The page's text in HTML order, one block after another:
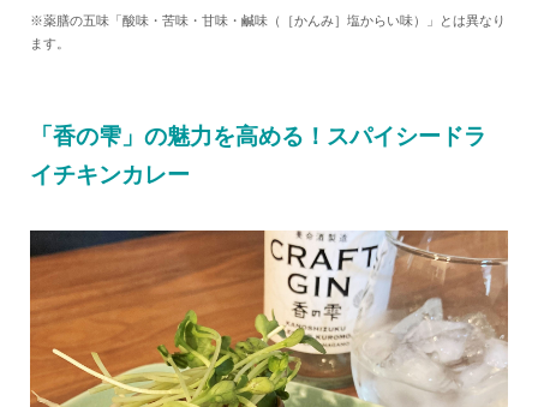
※薬膳の五味「酸味・苦味・甘味・鹹味（［かんみ］塩からい味）」とは異なり
ます。
「香の雫」の魅力を高める！スパイシードラ
イチキンカレー